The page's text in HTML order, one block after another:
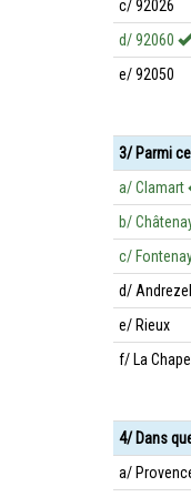
c/ 92026
d/ 92060
e/ 92050
3/ Parmi
a/ Clamart
b/
c/
d/ Andrezel
e/ Rieux
f/ La
4/ Dans
a/